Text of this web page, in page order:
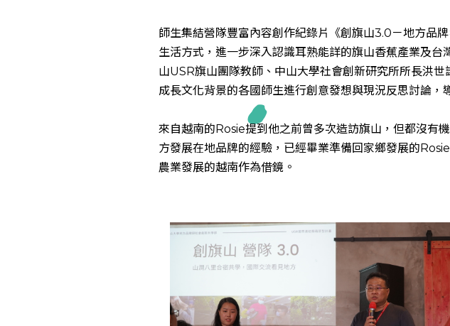
師生集結營隊豐富內容創作紀錄片《創旗山3.0－地方品
生活方式，進一步深入認識耳熟能詳的旗山香蕉產業及
山USR旗山團隊教師、中山大學社會創新研究所所長洪
成長文化背景的各國師生進行創意發想與現況反思討論，
來自越南的Rosie提到他之前曾多次造訪旗山，但都沒有
方發展在地品牌的經驗，已經畢業準備回家鄉發展的
農業發展的越南作為借鏡。